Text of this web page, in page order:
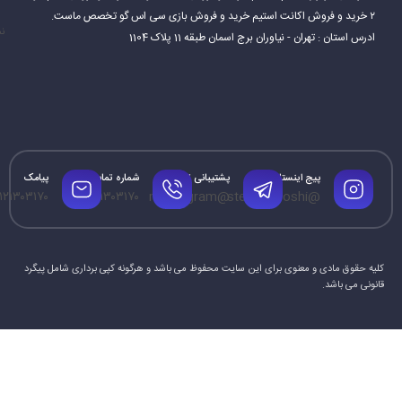
۲ خرید و فروش اکانت استیم خرید و فروش بازی سی اس گو تخصص ماست.
ادرس استان : تهران - نیاوران برج اسمان طبقه 11 پلاک 1104
پیج اینستاگرام
@steamforoshi
پشتیبانی تلگرام
@mrtelegram
شماره تماس
۰۹۱۲۱۳۰۳۱۷۰
پیامک
کلیه حقوق مادی و معنوی برای این سایت محفوظ می باشد و هرگونه کپی برداری شامل پیگرد
قانونی می باشد.